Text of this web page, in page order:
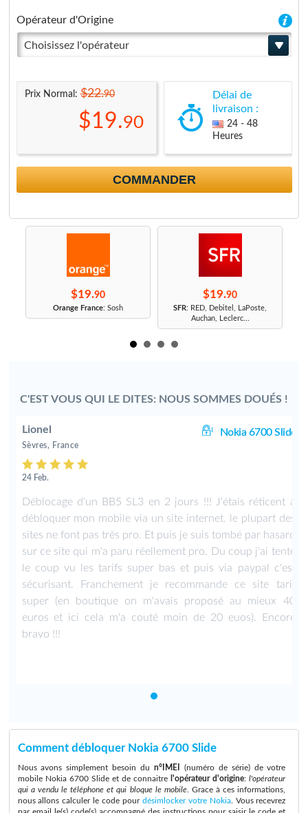
Opérateur d'Origine
Choisissez l'opérateur
Prix Normal:$22.90
$19.90
Délai de
livraison :
24 - 48
Heures
COMMANDER
$19.90
Orange France: Sosh
$19.90
SFR: RED, Debitel, LaPoste,
Auchan, Leclerc...
C'EST VOUS QUI LE DITES: NOUS SOMMES DOUÉS !
Lionel Nokia 6700 Slide
Sèvres, France
24 Feb.
Déblocage d'un BB5 SL3 en 2 jours !!! J'étais réticent a
débloquer mon mobile via un site internet. le plupart des
sites ne font pas très pro. Et puis je suis tombé par hasard
sur ce site qui m'a paru réellement pro. Du coup j'ai tenté
le coup vu les tarifs super bas et puis via paypal c'est
sécurisant. Franchement je recommande ce site tarif
super (en boutique on m'avais proposé au mieux 40
euros et ici cela m'a couté moin de 20 euos). Encore
bravo !!!
Comment débloquer Nokia 6700 Slide
Nous avons simplement besoin du n°IMEI
(numéro de série) de votre
mobile Nokia 6700 Slide et de connaitre l'opérateur d'origine:l'opérateur
qui a vendu le téléphone et qui bloque le mobile. Grace à ces informations,
nous allons calculer le code pour désimlocker votre Nokia. Vous recevrez